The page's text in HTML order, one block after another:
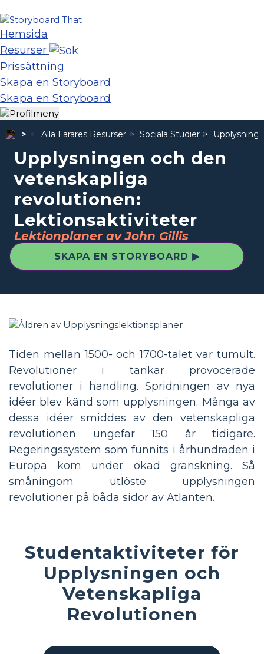
Hemsida
Resurser
Prissättning
Skapa en Storyboard
Skapa en Storyboard
Alla Lärares Resurser Sociala Studier
Upplysningen och den
vetenskapliga
revolutionen:
Lektionsaktiviteter
Lektionplaner av John Gillis
SKAPA EN STORYBOARD ▶
Tiden mellan 1500- och 1700-talet var tumult.
Revolutioner i tankar provocerade
revolutioner i handling. Spridningen av nya
idéer blev känd som upplysningen. Många av
dessa idéer smiddes av den vetenskapliga
revolutionen ungefär 150 år tidigare.
Regeringssystem som funnits i århundraden i
Europa kom under ökad granskning. Så
småningom utlöste upplysningen
revolutioner på båda sidor av Atlanten.
Studentaktiviteter för
Upplysningen och
Vetenskapliga
Revolutionen